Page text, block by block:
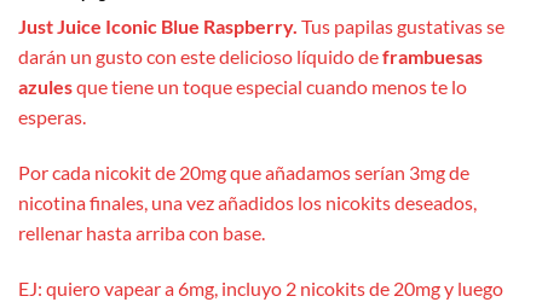
Just Juice Iconic Blue Raspberry. Tus papilas gustativas se
darán un gusto con este delicioso líquido deframbuesas
azulesque tiene un toque especial cuando menos te lo
esperas.
Por cada nicokit de 20mg que añadamos serían 3mg de
nicotina finales, una vez añadidos los nicokits deseados,
rellenar hasta arriba con base.
EJ: quiero vapear a 6mg, incluyo 2 nicokits de 20mg y luego